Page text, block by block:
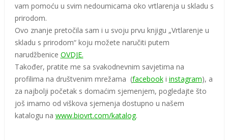
vam pomoću u svim nedoumicama oko vrtlarenja u skladu s
prirodom.
Ovo znanje pretočila sam i u svoju prvu knjigu „Vrtlarenje u
skladu s prirodom“ koju možete naručiti putem
narudžbenice OVDJE.
Također, pratite me sa svakodnevnim savjetima na
profilima na društvenim mrežama (facebooki instagram), a
za najbolji početak s domaćim sjemenjem, pogledajte što
još imamo od viškova sjemenja dostupno u našem
katalogu na www.biovrt.com/katalog.